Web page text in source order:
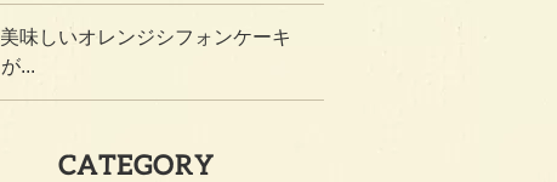
美味しいオレンジシフォンケーキ
が...
CATEGORY